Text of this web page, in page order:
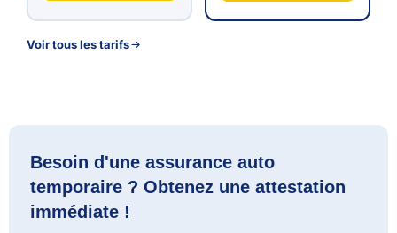
Voir tous les tarifs
Besoin d'une assurance auto
temporaire ? Obtenez une attestation
immédiate !